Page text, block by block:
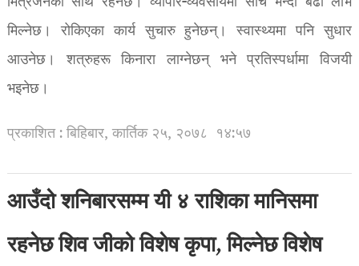
मिल्नेछ। रोकिएका कार्य सुचारु हुनेछन्। स्वास्थ्यमा पनि सुधार
आउनेछ। शत्रुहरू किनारा लाग्नेछन् भने प्रतिस्पर्धामा विजयी
भइनेछ।
प्रकाशित : बिहिबार, कार्तिक २५, २०७८ १४:५७
आउँदो शनिबारसम्म यी ४ राशिका मानिसमा
रहनेछ शिव जीको विशेष कृपा, मिल्नेछ विशेष